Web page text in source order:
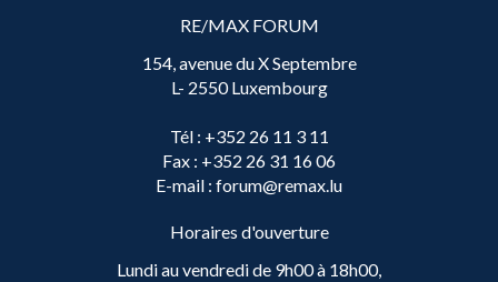
RE/MAX FORUM
154, avenue du X Septembre
L- 2550 Luxembourg
Tél: +352 26 11 3 11
Fax : +352 26 31 16 06
E-mail : forum@remax.lu
Horaires d'ouverture
Lundi au vendredi de 9h00 à 18h00,